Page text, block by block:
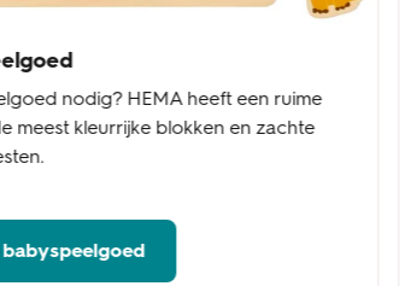
nodig? HEMA heeft een ruime
meest kleurrijke blokken en zachte